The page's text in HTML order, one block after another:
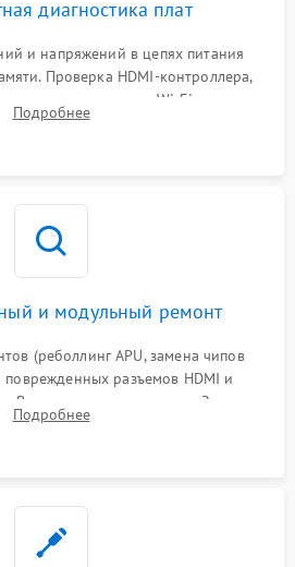
диагностика плат
и напряжений в цепях питания
Проверка HDMI-контроллера,
памяти и модуля Wi-Fi
Подробнее
и модульный ремонт
(реболлинг APU, замена чипов
поврежденных разъемов HDMI и
Восстановление дорожек. Замена
диска, SSD или лазерной головки
Подробнее